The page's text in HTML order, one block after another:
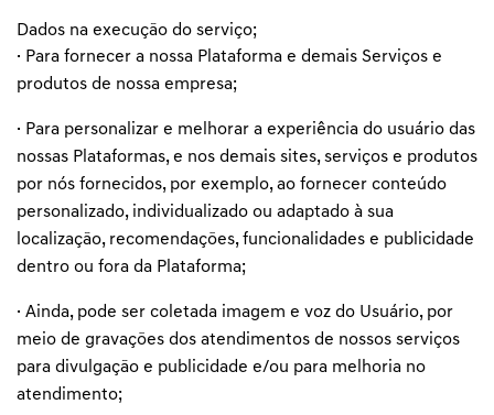
Dados na execução do serviço;
· Para fornecer a nossa Plataforma e demais Serviços e
produtos de nossa empresa;
· Para personalizar e melhorar a experiência do usuário das
nossas Plataformas, e nos demais sites, serviços e produtos
por nós fornecidos, por exemplo, ao fornecer conteúdo
personalizado, individualizado ou adaptado à sua
localização, recomendações, funcionalidades e publicidade
dentro ou fora da Plataforma;
· Ainda, pode ser coletada imagem e voz do Usuário, por
meio de gravações dos atendimentos de nossos serviços
para divulgação e publicidade e/ou para melhoria no
atendimento;